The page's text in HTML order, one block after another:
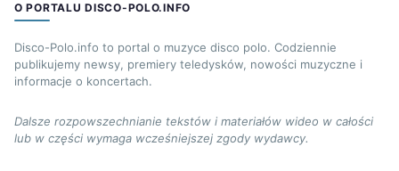
O PORTALU DISCO-POLO.INFO
Disco-Polo.info to portal o muzyce disco polo. Codziennie
publikujemy newsy, premiery teledysków, nowości muzyczne i
informacje o koncertach.
Dalsze rozpowszechnianie tekstów i materiałów wideo w całości
lub w części wymaga wcześniejszej zgody wydawcy.